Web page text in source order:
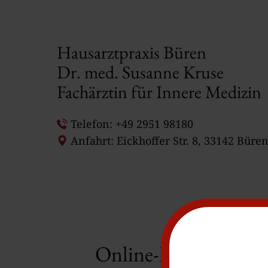
Hausarztpraxis Büren
Dr. med. Susanne Kruse
Fachärztin für Innere Medizin
Telefon: +49 2951 98180
Anfahrt: Eickhoffer Str. 8, 33142 Büren
Online-Dienste: